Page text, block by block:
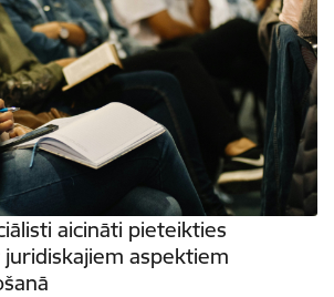
aicināti pieteikties
aspektiem